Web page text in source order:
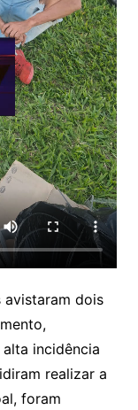
avistaram dois
incidência
realizar a
foram